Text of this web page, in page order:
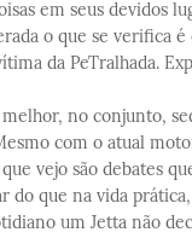
em seus devidos
o que se verifica
da PeTralhada.
melhor, no conjunto,
com o atual
vejo são debates
do que na vida
um Jetta não